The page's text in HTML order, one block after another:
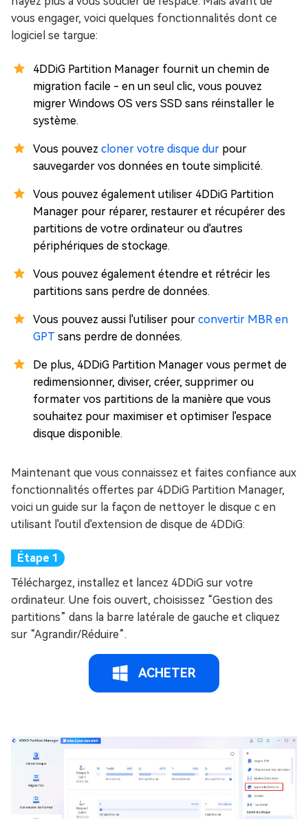
vous engager, voici quelques fonctionnalités dont ce
logiciel se targue:
4DDiG Partition Manager fournit un chemin de
migration facile - en un seul clic, vous pouvez
migrer Windows OS vers SSD sans réinstaller le
système.
Vous pouvez cloner votre disque dur pour
sauvegarder vos données en toute simplicité.
Vous pouvez également utiliser 4DDiG Partition
Manager pour réparer, restaurer et récupérer des
partitions de votre ordinateur ou d'autres
périphériques de stockage.
Vous pouvez également étendre et rétrécir les
partitions sans perdre de données.
Vous pouvez aussi l'utiliser pour convertir MBR en
GPT sans perdre de données.
De plus, 4DDiG Partition Manager vous permet de
redimensionner, diviser, créer, supprimer ou
formater vos partitions de la manière que vous
souhaitez pour maximiser et optimiser l'espace
disque disponible.
Maintenant que vous connaissez et faites confiance aux
fonctionnalités offertes par 4DDiG Partition Manager,
voici un guide sur la façon de nettoyer le disque c en
utilisant l'outil d'extension de disque de 4DDiG:
Téléchargez, installez et lancez 4DDiG sur votre
ordinateur. Une fois ouvert, choisissez “Gestion des
partitions” dans la barre latérale de gauche et cliquez
sur “Agrandir/Réduire”.
ACHETER